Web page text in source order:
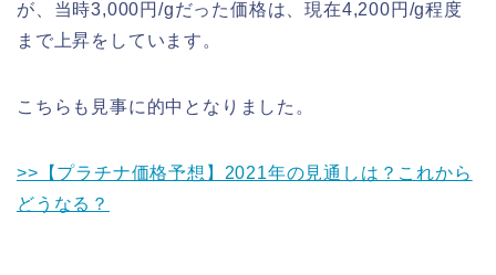
が、当時3,000円/gだった価格は、現在4,200円/g程度
まで上昇をしています。
こちらも見事に的中となりました。
>>【プラチナ価格予想】2021年の見通しは？これから
どうなる？